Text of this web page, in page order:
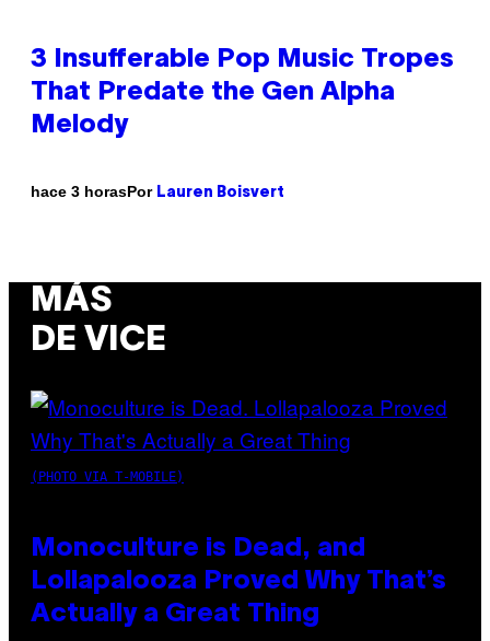
3 Insufferable Pop Music Tropes
That Predate the Gen Alpha
Melody
hace 3 horasPor Lauren Boisvert
MÁS
DE VICE
(PHOTO VIA T-MOBILE)
Monoculture is Dead, and
Lollapalooza Proved Why That’s
Actually a Great Thing